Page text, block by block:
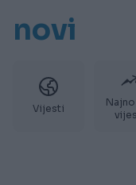
novi
Vijesti